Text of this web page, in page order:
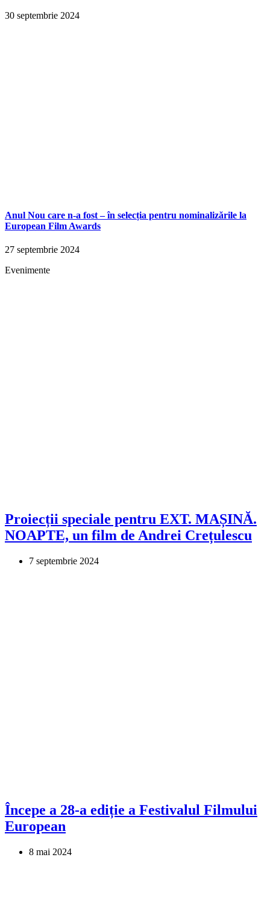
30 septembrie 2024
Anul Nou care n-a fost – în selecția pentru nominalizările la
European Film Awards
27 septembrie 2024
Evenimente
Proiecții speciale pentru EXT. MAȘINĂ.
NOAPTE, un film de Andrei Crețulescu
7 septembrie 2024
Începe a 28-a ediție a Festivalul Filmului
European
8 mai 2024